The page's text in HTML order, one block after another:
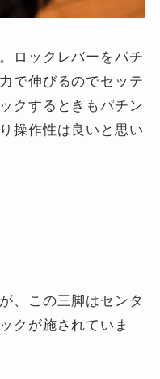
ロックレバーをパチ
で伸びるのでセッテ
クするときもパチン
操作性は良いと思い
、この三脚はセンタ
クが施されていま